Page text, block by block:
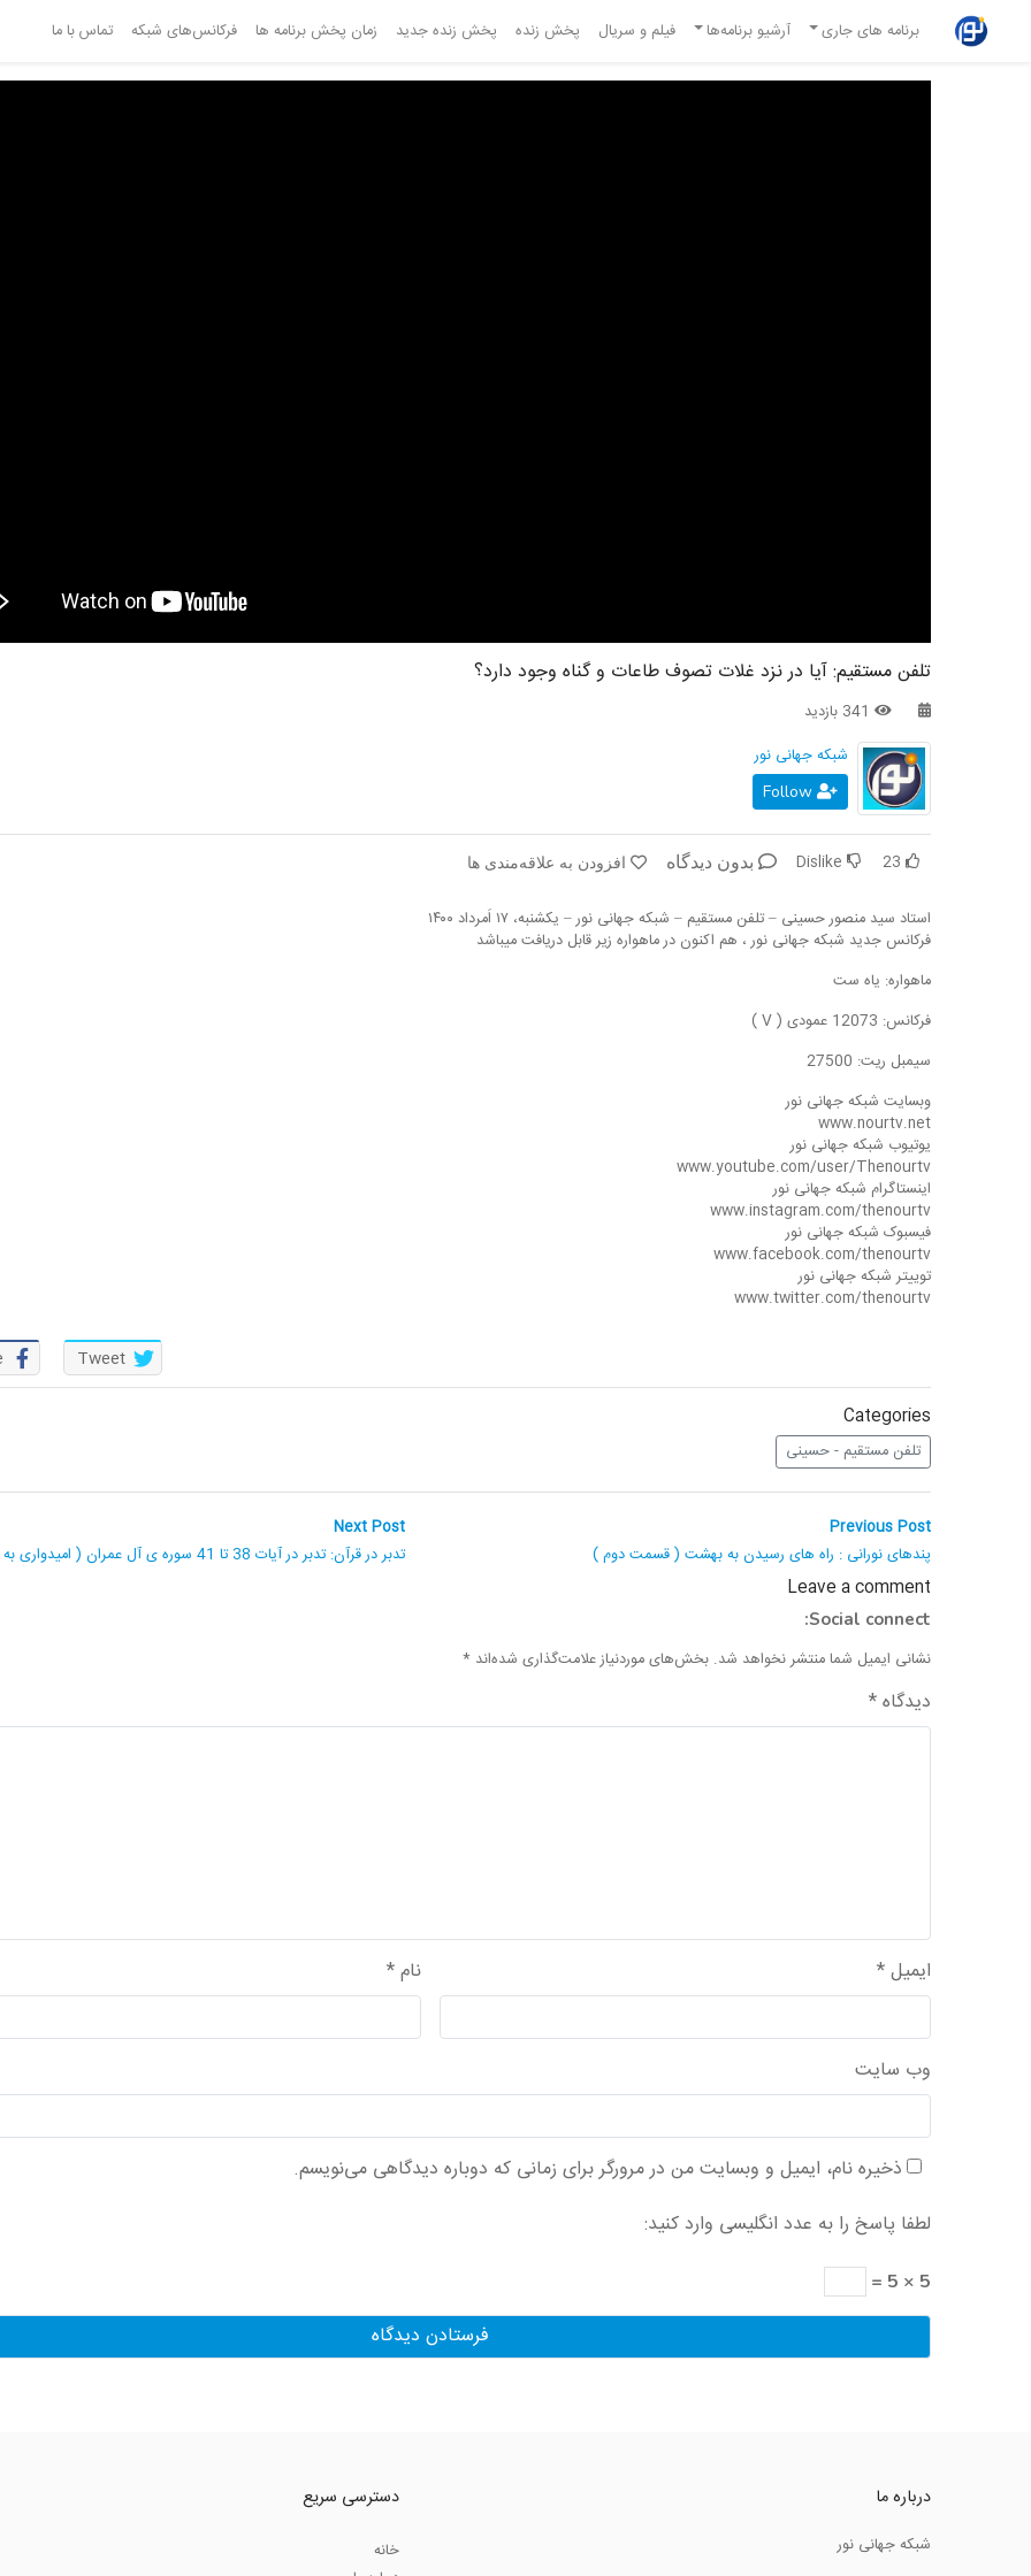
برنامه های جاری آرشیو برنامه‌ها فیلم و سریال پخش زنده پخش زنده جدید زمان پخش برنامه ها فرکانس‌های شبکه تماس با ما
تلفن مستقیم: آیا در نزد غلات تصوف طاعات و گناه وجود دارد؟
341 بازدید
شبکه جهانی نور
23
Dislike بدون دیدگاه افزودن به علاقه‌مندی ها
استاد سید منصور حسینی – تلفن مستقیم – شبکه جهانی نور – یکشنبه، ۱۷ اَمرداد ۱۴۰۰
فرکانس جدید شبکه جهانی نور ، هم اکنون در ماهواره زیر قابل دریافت میباشد
ماهواره: یاه ست
فرکانس: 12073 عمودی ( V )
سیمبل ریت: 27500
وبسایت شبکه جهانی نور
www.nourtv.net
یوتیوب شبکه جهانی نور
www.youtube.com/user/Thenourtv
اینستاگرام شبکه جهانی نور
www.instagram.com/thenourtv
فیسبوک شبکه جهانی نور
www.facebook.com/thenourtv
توییتر شبکه جهانی نور
www.twitter.com/thenourtv
Tweet
Categories
تلفن مستقیم - حسینی
راهبری
نوشته
Previous Post
Previous
post:
پندهای نورانی : راه های رسیدن به بهشت ( قسمت دوم )
Next Post
Next
تدبر در قرآن: تدبر در آیات 38 تا 41 سوره ی آل عمران ( امیدواری به درگاه الهی )
Leave a comment
Social connect:
نشانی ایمیل شما منتشر نخواهد شد. بخش‌های موردنیاز علامت‌گذاری شده‌اند *
دیدگاه*
نام* ایمیل*
وب‌ سایت
ذخیره نام، ایمیل و وبسایت من در مرورگر برای زمانی که دوباره دیدگاهی می‌نویسم.
لطفا پاسخ را به عدد انگلیسی وارد کنید:
5 × 5 =
درباره ما
شبکه جهانی نور
دسترسی سریع
خانه